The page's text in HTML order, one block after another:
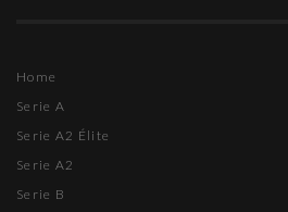
Home
Serie A
Serie A2 Élite
Serie A2
Serie B